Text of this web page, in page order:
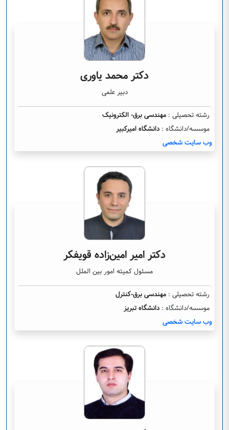
دکتر محمد یاوری
دبیر علمی
رشته تحصیلی : مهندسی برق- الکترونیک
موسسه/دانشگاه : دانشگاه امیرکبیر
وب سایت شخصی
دکتر امیر امین‌زاده قویفکر
مسئول کمیته امور بین الملل
رشته تحصیلی : مهندسی برق-کنترل
موسسه/دانشگاه : دانشگاه تبریز
وب سایت شخصی